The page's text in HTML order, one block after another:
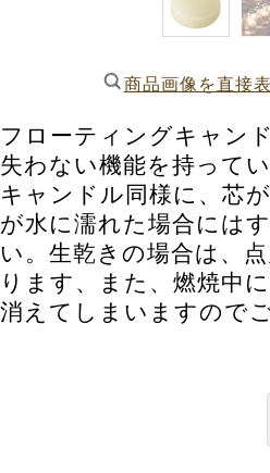
商品画像を直接
フローティングキャン
失わない機能を持って
キャンドル同様に、芯
が水に濡れた場合には
い。生乾きの場合は、
ります、また、燃焼中
消えてしまいますので